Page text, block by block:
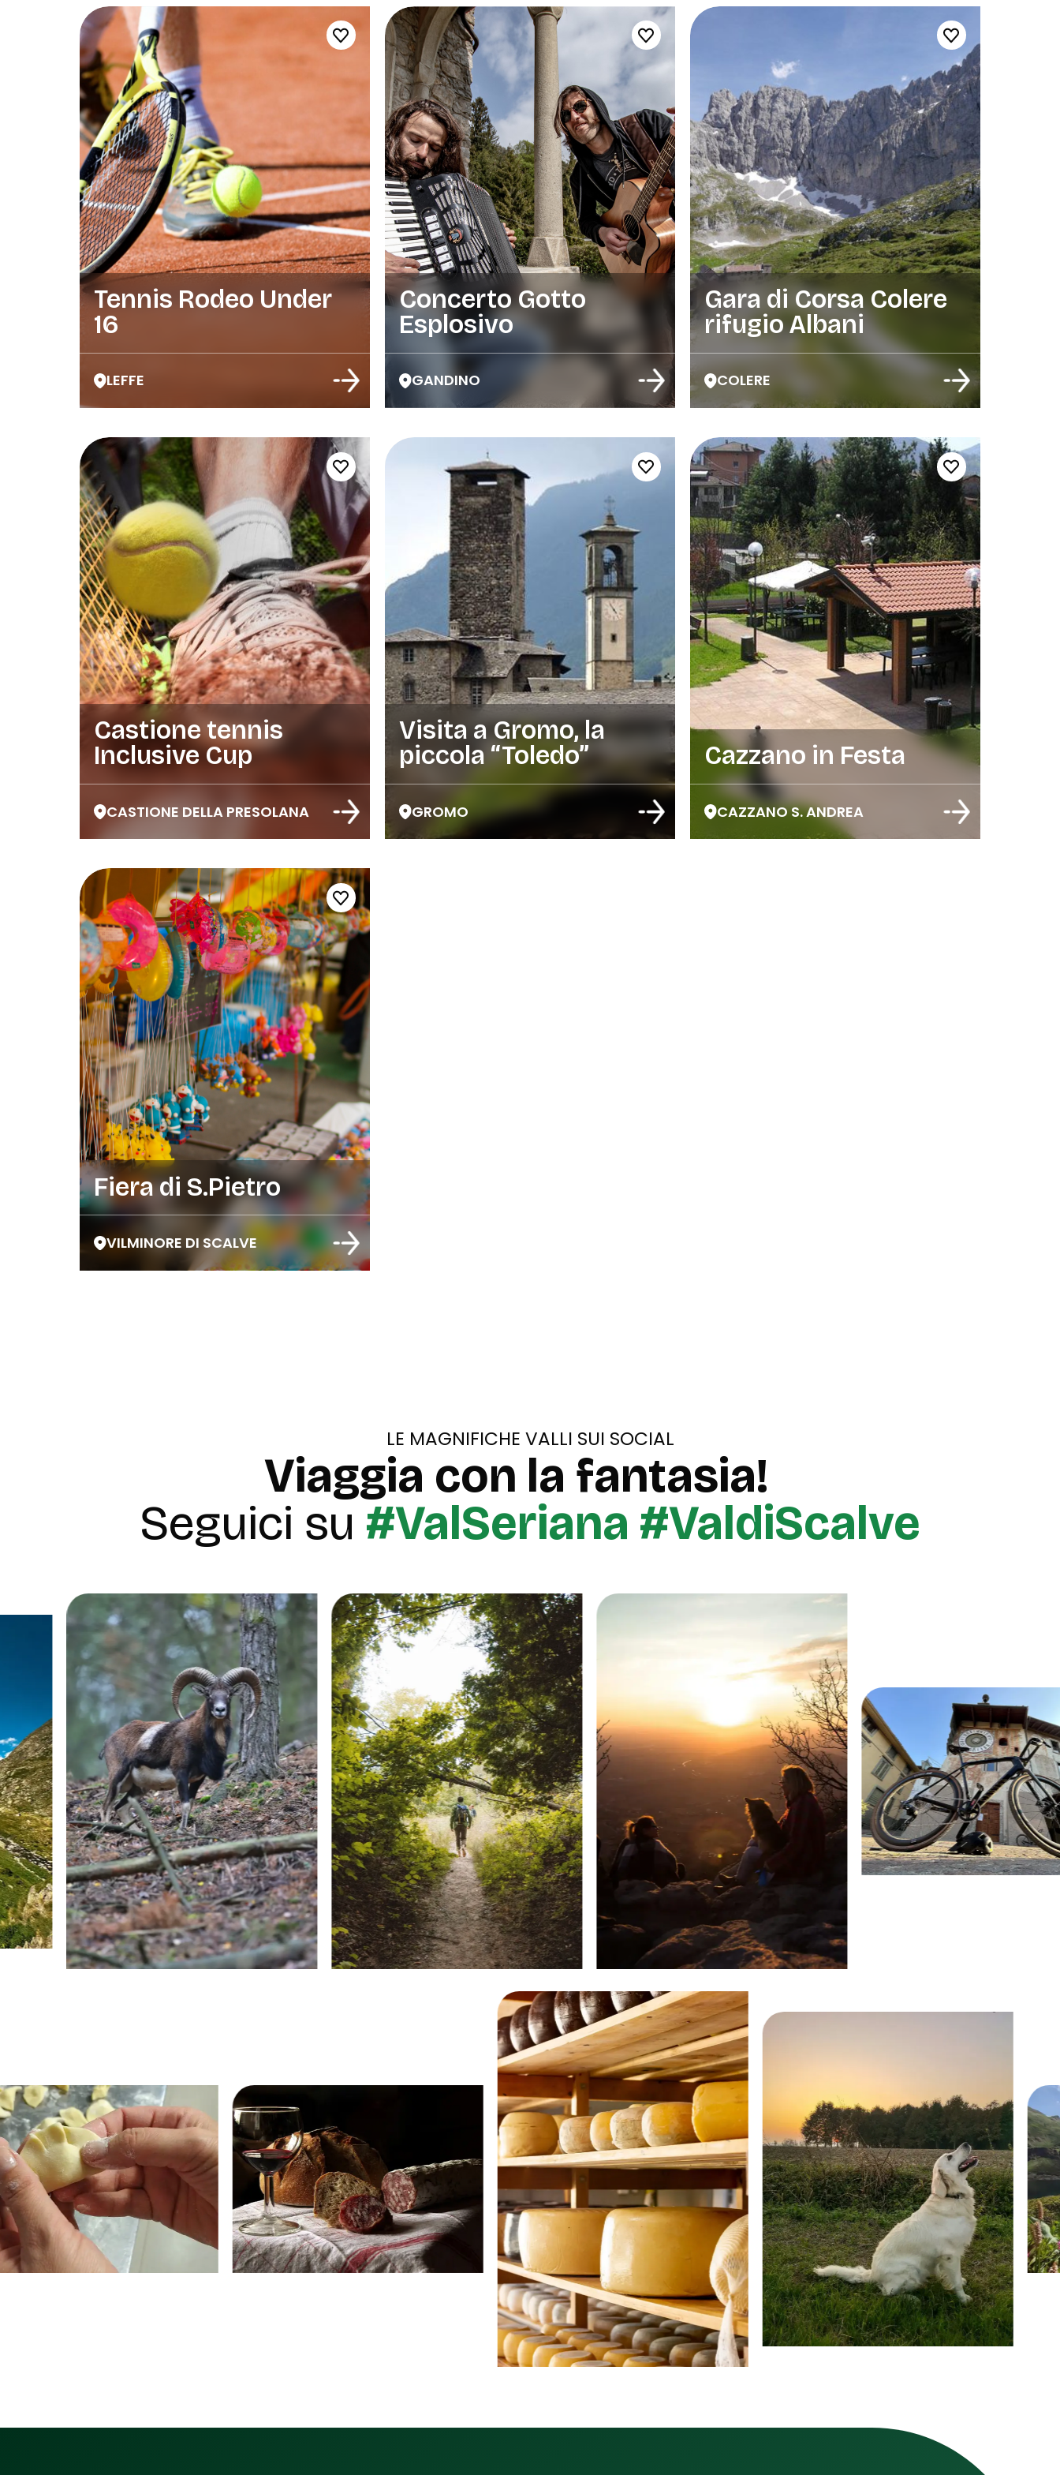
Tennis Rodeo Under
16
LEFFE
Concerto Gotto
Esplosivo
GANDINO
Gara di Corsa Colere
rifugio Albani
COLERE
Castione tennis
Inclusive Cup
CASTIONE DELLA PRESOLANA
Visita a Gromo, la
piccola “Toledo”
GROMO
Cazzano in Festa
CAZZANO S. ANDREA
Fiera di S.Pietro
VILMINORE DI SCALVE
LE MAGNIFICHE VALLI SUI SOCIAL
Viaggia con la fantasia!
Seguici su #ValSeriana #ValdiScalve